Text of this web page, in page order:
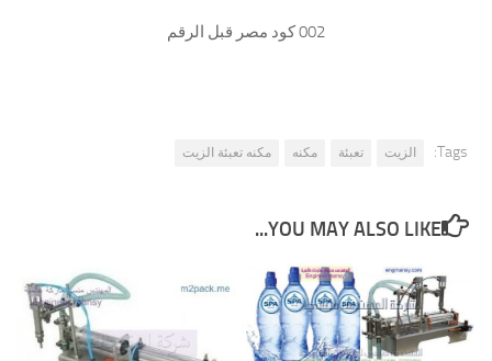
002 كود مصر قبل الرقم
Tags: الزيت تعبئة مكنه مكنه تعبئة الزيت
YOU MAY ALSO LIKE...